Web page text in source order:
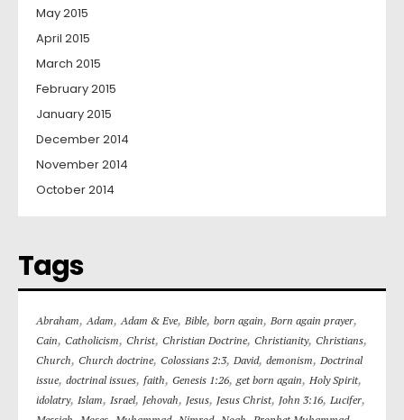
May 2015
April 2015
March 2015
February 2015
January 2015
December 2014
November 2014
October 2014
Tags
Abraham,Adam,Adam & Eve, Bible, born again, Born again prayer,
Cain, Catholicism, Christ, Christian Doctrine, Christianity, Christians,
Church, Church doctrine, Colossians 2:3, David, demonism, Doctrinal
issue, doctrinal issues, faith, Genesis 1:26,get born again, Holy Spirit,
idolatry, Islam, Israel, Jehovah, Jesus, Jesus Christ, John 3:16, Lucifer,